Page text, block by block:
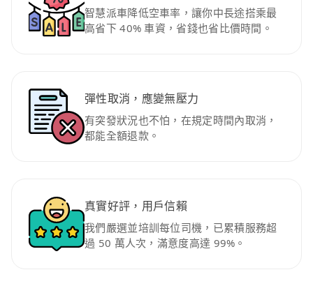
智慧派車降低空車率，讓你中長途搭乘最
高省下 40% 車資，省錢也省比價時間。
彈性取消，應變無壓力
有突發狀況也不怕，在規定時間內取消，
都能全額退款。
真實好評，用戶信賴
我們嚴選並培訓每位司機，已累積服務超
過 50 萬人次，滿意度高達 99%。